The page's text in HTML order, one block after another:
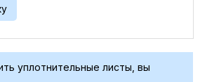
уплотнительные листы, вы